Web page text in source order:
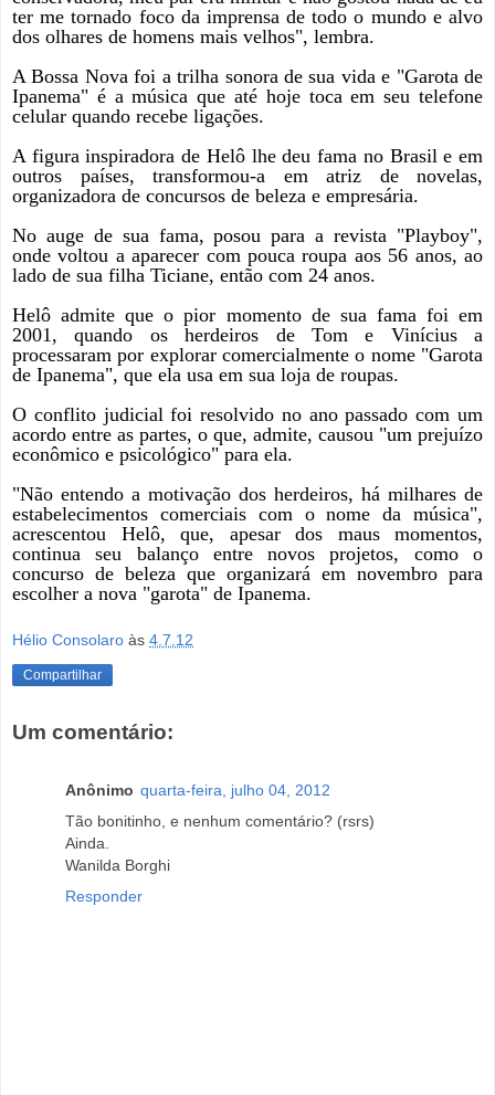
ter me tornado foco da imprensa de todo o mundo e alvo
dos olhares de homens mais velhos", lembra.
A Bossa Nova foi a trilha sonora de sua vida e "Garota de
Ipanema" é a música que até hoje toca em seu telefone
celular quando recebe ligações.
A figura inspiradora de Helô lhe deu fama no Brasil e em
outros países, transformou-a em atriz de novelas,
organizadora de concursos de beleza e empresária.
No auge de sua fama, posou para a revista "Playboy",
onde voltou a aparecer com pouca roupa aos 56 anos, ao
lado de sua filha Ticiane, então com 24 anos.
Helô admite que o pior momento de sua fama foi em
2001, quando os herdeiros de Tom e Vinícius a
processaram por explorar comercialmente o nome "Garota
de Ipanema", que ela usa em sua loja de roupas.
O conflito judicial foi resolvido no ano passado com um
acordo entre as partes, o que, admite, causou "um prejuízo
econômico e psicológico" para ela.
"Não entendo a motivação dos herdeiros, há milhares de
estabelecimentos comerciais com o nome da música",
acrescentou Helô, que, apesar dos maus momentos,
continua seu balanço entre novos projetos, como o
concurso de beleza que organizará em novembro para
escolher a nova "garota" de Ipanema.
Hélio Consolaro às 4.7.12
Compartilhar
Um comentário:
Anônimo quarta-feira, julho 04, 2012
Tão bonitinho, e nenhum comentário? (rsrs)
Ainda.
Wanilda Borghi
Responder